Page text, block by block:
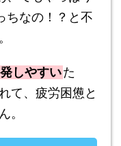
ちなの！？と不
しやすいた
て、疲労困憊と
。